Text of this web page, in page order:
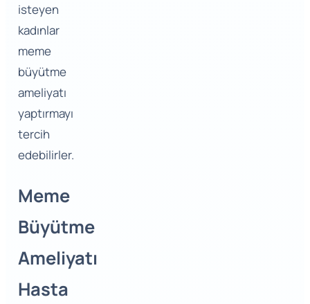
isteyen
kadınlar
meme
büyütme
ameliyatı
yaptırmayı
tercih
edebilirler.
Meme
Büyütme
Ameliyatı
Hasta